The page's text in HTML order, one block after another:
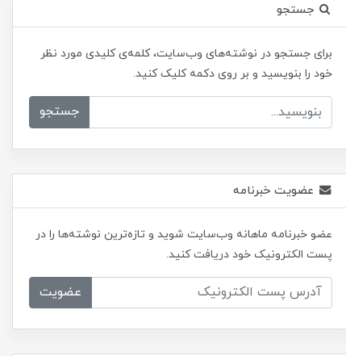
جستجو
برای جستجو در نوشته‌های وب‌سایت، کلمه‌ی کلیدی مورد نظر
خود را بنویسید و بر روی دکمه کلیک کنید.
جستجو
عضویت خبرنامه
عضو خبرنامه ماهانه وب‌سایت شوید و تازه‌ترین نوشته‌ها را در
پست الکترونیک خود دریافت کنید.
عضویت